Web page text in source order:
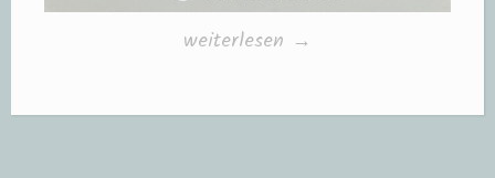
„Stampin‘
Halloween-
weiterlesen →